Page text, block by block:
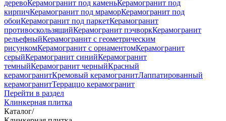
деревоКерамогранит под каменьКерамогранит под
кирпичКерамогранит под мраморКерамогранит под
обоиКерамогранит под паркетКерамогранит
противоскользящийКерамогранит пэчворкКерамогранит
рельефныйКерамогранит с геометрическим
рисункомКерамогранит с орнаментомКерамогранит
серыйКерамогранит синийКерамогранит
темныйКерамогранит черныйКрасный
керамогранитКремовый керамогранитЛаппатированный
керамогранитТерраццо керамогранит
Перейти в раздел
Клинкерная плитка
Каталог/